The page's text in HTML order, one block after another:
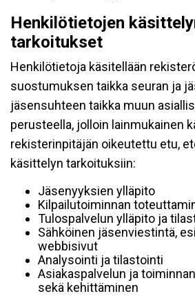
Henkilötietojen
tarkoitukset
Henkilötietoja käsitellään
suostumuksen taikka seuran ja
jäsensuhteen taikka muun
perusteella, jolloin lainmukainen
rekisterinpitäjän oikeutettu etu,
käsittelyn tarkoituksiin:
Jäsenyyksien ylläpito
Kilpailutoiminnan
Tulospalvelun ylläpito ja
Sähköinen jäsenviestintä,
webbisivut
Analysointi ja tilastointi
Asiakaspalvelun ja
sekä kehittäminen